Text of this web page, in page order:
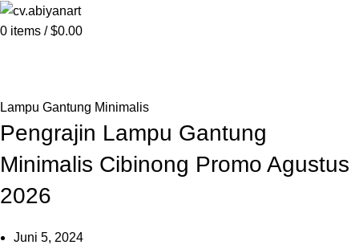
0 items / $0.00
Lampu Gantung Minimalis
Pengrajin Lampu Gantung
Minimalis Cibinong Promo Agustus
2026
Juni 5, 2024